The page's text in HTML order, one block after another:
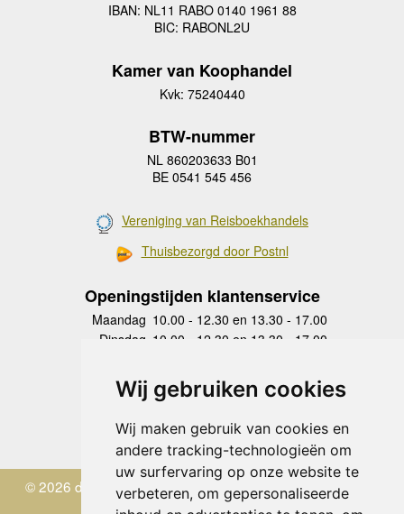
Wij gebruiken cookies
Wij maken gebruik van cookies en
andere tracking-technologieën om
uw surfervaring op onze website te
verbeteren, om gepersonaliseerde
IBAN: NL11 RABO 0140 1961 88
BIC: RABONL2U
Kamer van Koophandel
Kvk: 75240440
BTW-nummer
NL 860203633 B01
BE 0541 545 456
Vereniging van Reisboekhandels
Thuisbezorgd door Postnl
Openingstijden klantenservice
Maandag 10.00 - 12.30 en 13.30 - 17.00
Dinsdag 10.00 - 12.30 en 13.30 - 17.00
Donderdag
10.00 - 12.30 en 13.30 - 17.00
Vrijdag 10.00 - 12.30 en 13.30 - 17.00
Zaterdag
gesloten
Zondag gesloten
© 2026 de Zwerver